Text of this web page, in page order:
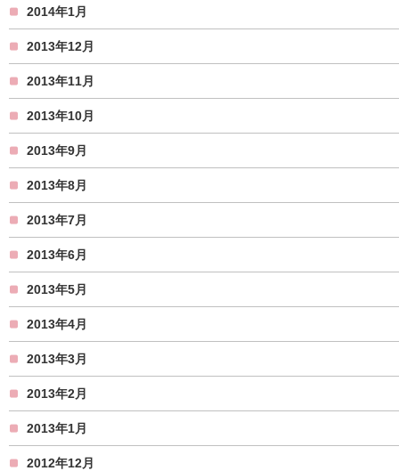
2014年1月
2013年12月
2013年11月
2013年10月
2013年9月
2013年8月
2013年7月
2013年6月
2013年5月
2013年4月
2013年3月
2013年2月
2013年1月
2012年12月